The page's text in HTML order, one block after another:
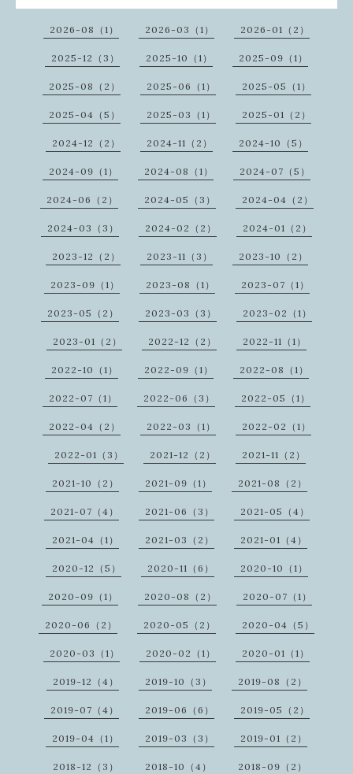
2026-08（1） 2026-03（1） 2026-01（2）
2025-12（3） 2025-10（1） 2025-09（1）
2025-08（2） 2025-06（1） 2025-05（1）
2025-04（5） 2025-03（1） 2025-01（2）
2024-12（2） 2024-11（2） 2024-10（5）
2024-09（1） 2024-08（1） 2024-07（5）
2024-06（2） 2024-05（3） 2024-04（2）
2024-03（3） 2024-02（2） 2024-01（2）
2023-12（2） 2023-11（3） 2023-10（2）
2023-09（1） 2023-08（1） 2023-07（1）
2023-05（2） 2023-03（3） 2023-02（1）
2023-01（2） 2022-12（2） 2022-11（1）
2022-10（1） 2022-09（1） 2022-08（1）
2022-07（1） 2022-06（3） 2022-05（1）
2022-04（2） 2022-03（1） 2022-02（1）
2022-01（3） 2021-12（2） 2021-11（2）
2021-10（2） 2021-09（1） 2021-08（2）
2021-07（4） 2021-06（3） 2021-05（4）
2021-04（1） 2021-03（2） 2021-01（4）
2020-12（5） 2020-11（6） 2020-10（1）
2020-09（1） 2020-08（2） 2020-07（1）
2020-06（2） 2020-05（2） 2020-04（5）
2020-03（1） 2020-02（1） 2020-01（1）
2019-12（4） 2019-10（3） 2019-08（2）
2019-07（4） 2019-06（6） 2019-05（2）
2019-04（1） 2019-03（3） 2019-01（2）
2018-12（3） 2018-10（4） 2018-09（2）